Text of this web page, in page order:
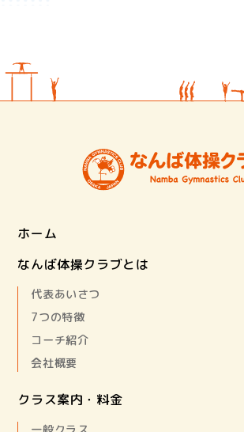
ホーム
なんば体操クラブとは
代表あいさつ
7つの特徴
コーチ紹介
会社概要
クラス案内・料金